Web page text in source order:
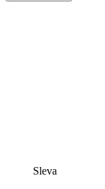
Sleva